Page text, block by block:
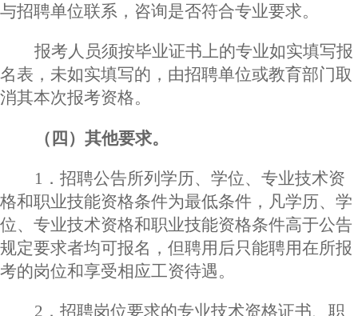
与招聘单位联系，咨询是否符合专业要求。
报考人员须按毕业证书上的专业如实填写报
名表，未如实填写的，由招聘单位或教育部门取
消其本次报考资格。
（四）其他要求。
1．招聘公告所列学历、学位、专业技术资
格和职业技能资格条件为最低条件，凡学历、学
位、专业技术资格和职业技能资格条件高于公告
规定要求者均可报名，但聘用后只能聘用在所报
考的岗位和享受相应工资待遇。
2．招聘岗位要求的专业技术资格证书、职